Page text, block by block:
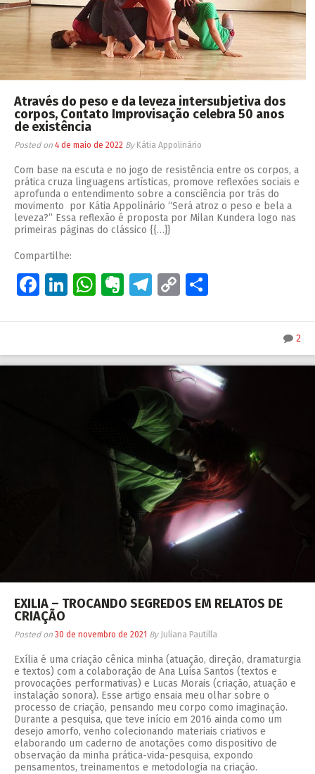
Através do peso e da leveza intersubjetiva dos
corpos, Contato Improvisação celebra 50 anos
de existência
Posted on 4 de maio de 2022 By Kátia Appolinário
Com base na escuta e no jogo de resistência entre os corpos, a
prática cruza linguagens artísticas, promove reflexões sociais e
aprofunda o entendimento sobre a consciência por trás do
movimento por Kátia Appolinário “Será atroz o peso e bela a
leveza?” Essa reflexão é proposta por Milan Kundera logo nas
primeiras páginas do clássico {{…}}
Compartilhe:
Facebook
LinkedIn
WhatsApp
Evernote
Telegram
Copy
2
EXILIA – TROCANDO SEGREDOS EM RELATOS DE
CRIAÇÃO
Posted on 30 de novembro de 2021 By Juliana Pautilla
Exília é uma criação cênica minha (atuação, direção, dramaturgia
e textos) com a colaboração de Ana Luísa Santos (textos e
provocações performativas) e Lucas Morais (criação, atuação e
instalação sonora). Esse artigo ensaia meu olhar sobre o
processo de criação, pensando meu corpo como imaginação.
Durante a pesquisa, que teve início em 2016 ainda como um
desejo amorfo, venho colecionando materiais criativos e
elaborando um caderno de anotações como dispositivo de
observação da minha prática-vida-pesquisa, expondo
pensamentos, treinamentos e metodologia na criação.